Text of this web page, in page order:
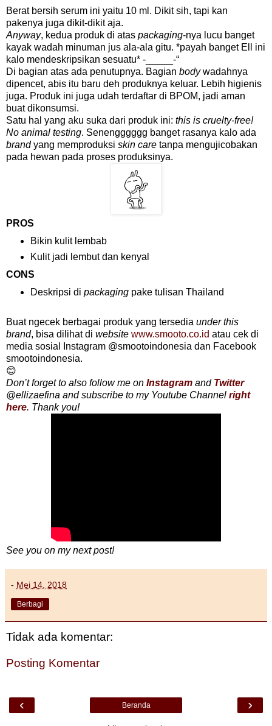
Berat bersih serum ini yaitu 10 ml. Dikit sih, tapi kan
pakenya juga dikit-dikit aja.
Anyway, kedua produk di atas packaging-nya lucu banget
kayak wadah minuman jus ala-ala gitu. *payah banget Ell ini
kalo mendeskripsikan sesuatu* -_____-“
Di bagian atas ada penutupnya. Bagian bodywadahnya
dipencet, abis itu baru deh produknya keluar. Lebih higienis
juga. Produk ini juga udah terdaftar di BPOM, jadi aman
buat dikonsumsi.
Satu hal yang aku suka dari produk ini: this is cruelty-free!
No animal testing. Senengggggg banget rasanya kalo ada
brandyang memproduksi skin care tanpa mengujicobakan
pada hewan pada proses produksinya.
PROS
Bikin kulit lembab
Kulit jadi lembut dan kenyal
CONS
Deskripsi di packagingpake tulisan Thailand
Buat ngecek berbagai produk yang tersedia under this
brand, bisa dilihat di website www.smooto.co.id atau cek di
media sosial Instagram @smootoindonesia dan Facebook
smootoindonesia.
😊
Don’t forget to also follow me on Instagram and Twitter
@ellizaefina and subscribe to my Youtube Channel right
here. Thank you!
See you on my next post!
- Mei 14, 2018
Berbagi
Tidak ada komentar:
Posting Komentar
‹ ›
Beranda